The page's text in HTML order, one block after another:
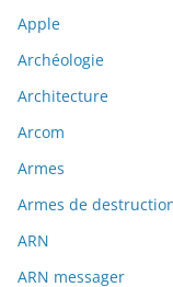
Apple
Archéologie
Architecture
Arcom
Armes
Armes de
ARN
ARN messager